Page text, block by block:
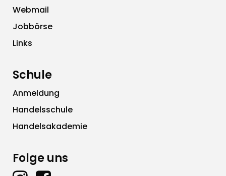
Webmail
Jobbörse
Links
Schule
Anmeldung
Handelsschule
Handelsakademie
Folge uns